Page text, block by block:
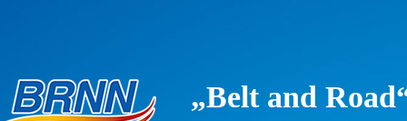
„Belt and